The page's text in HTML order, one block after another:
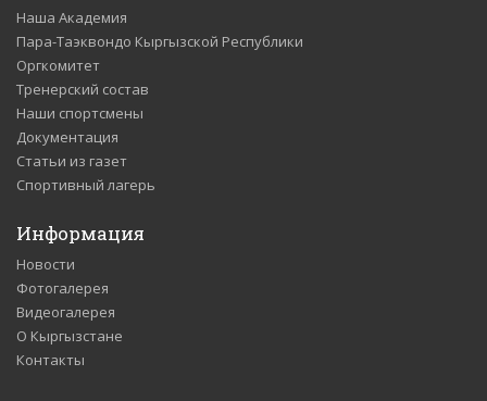
Наша Академия
Пара-Таэквондо Кыргызской Республики
Оргкомитет
Тренерский состав
Наши спортсмены
Документация
Статьи из газет
Спортивный лагерь
Информация
Новости
Фотогалерея
Видеогалерея
О Кыргызстане
Контакты